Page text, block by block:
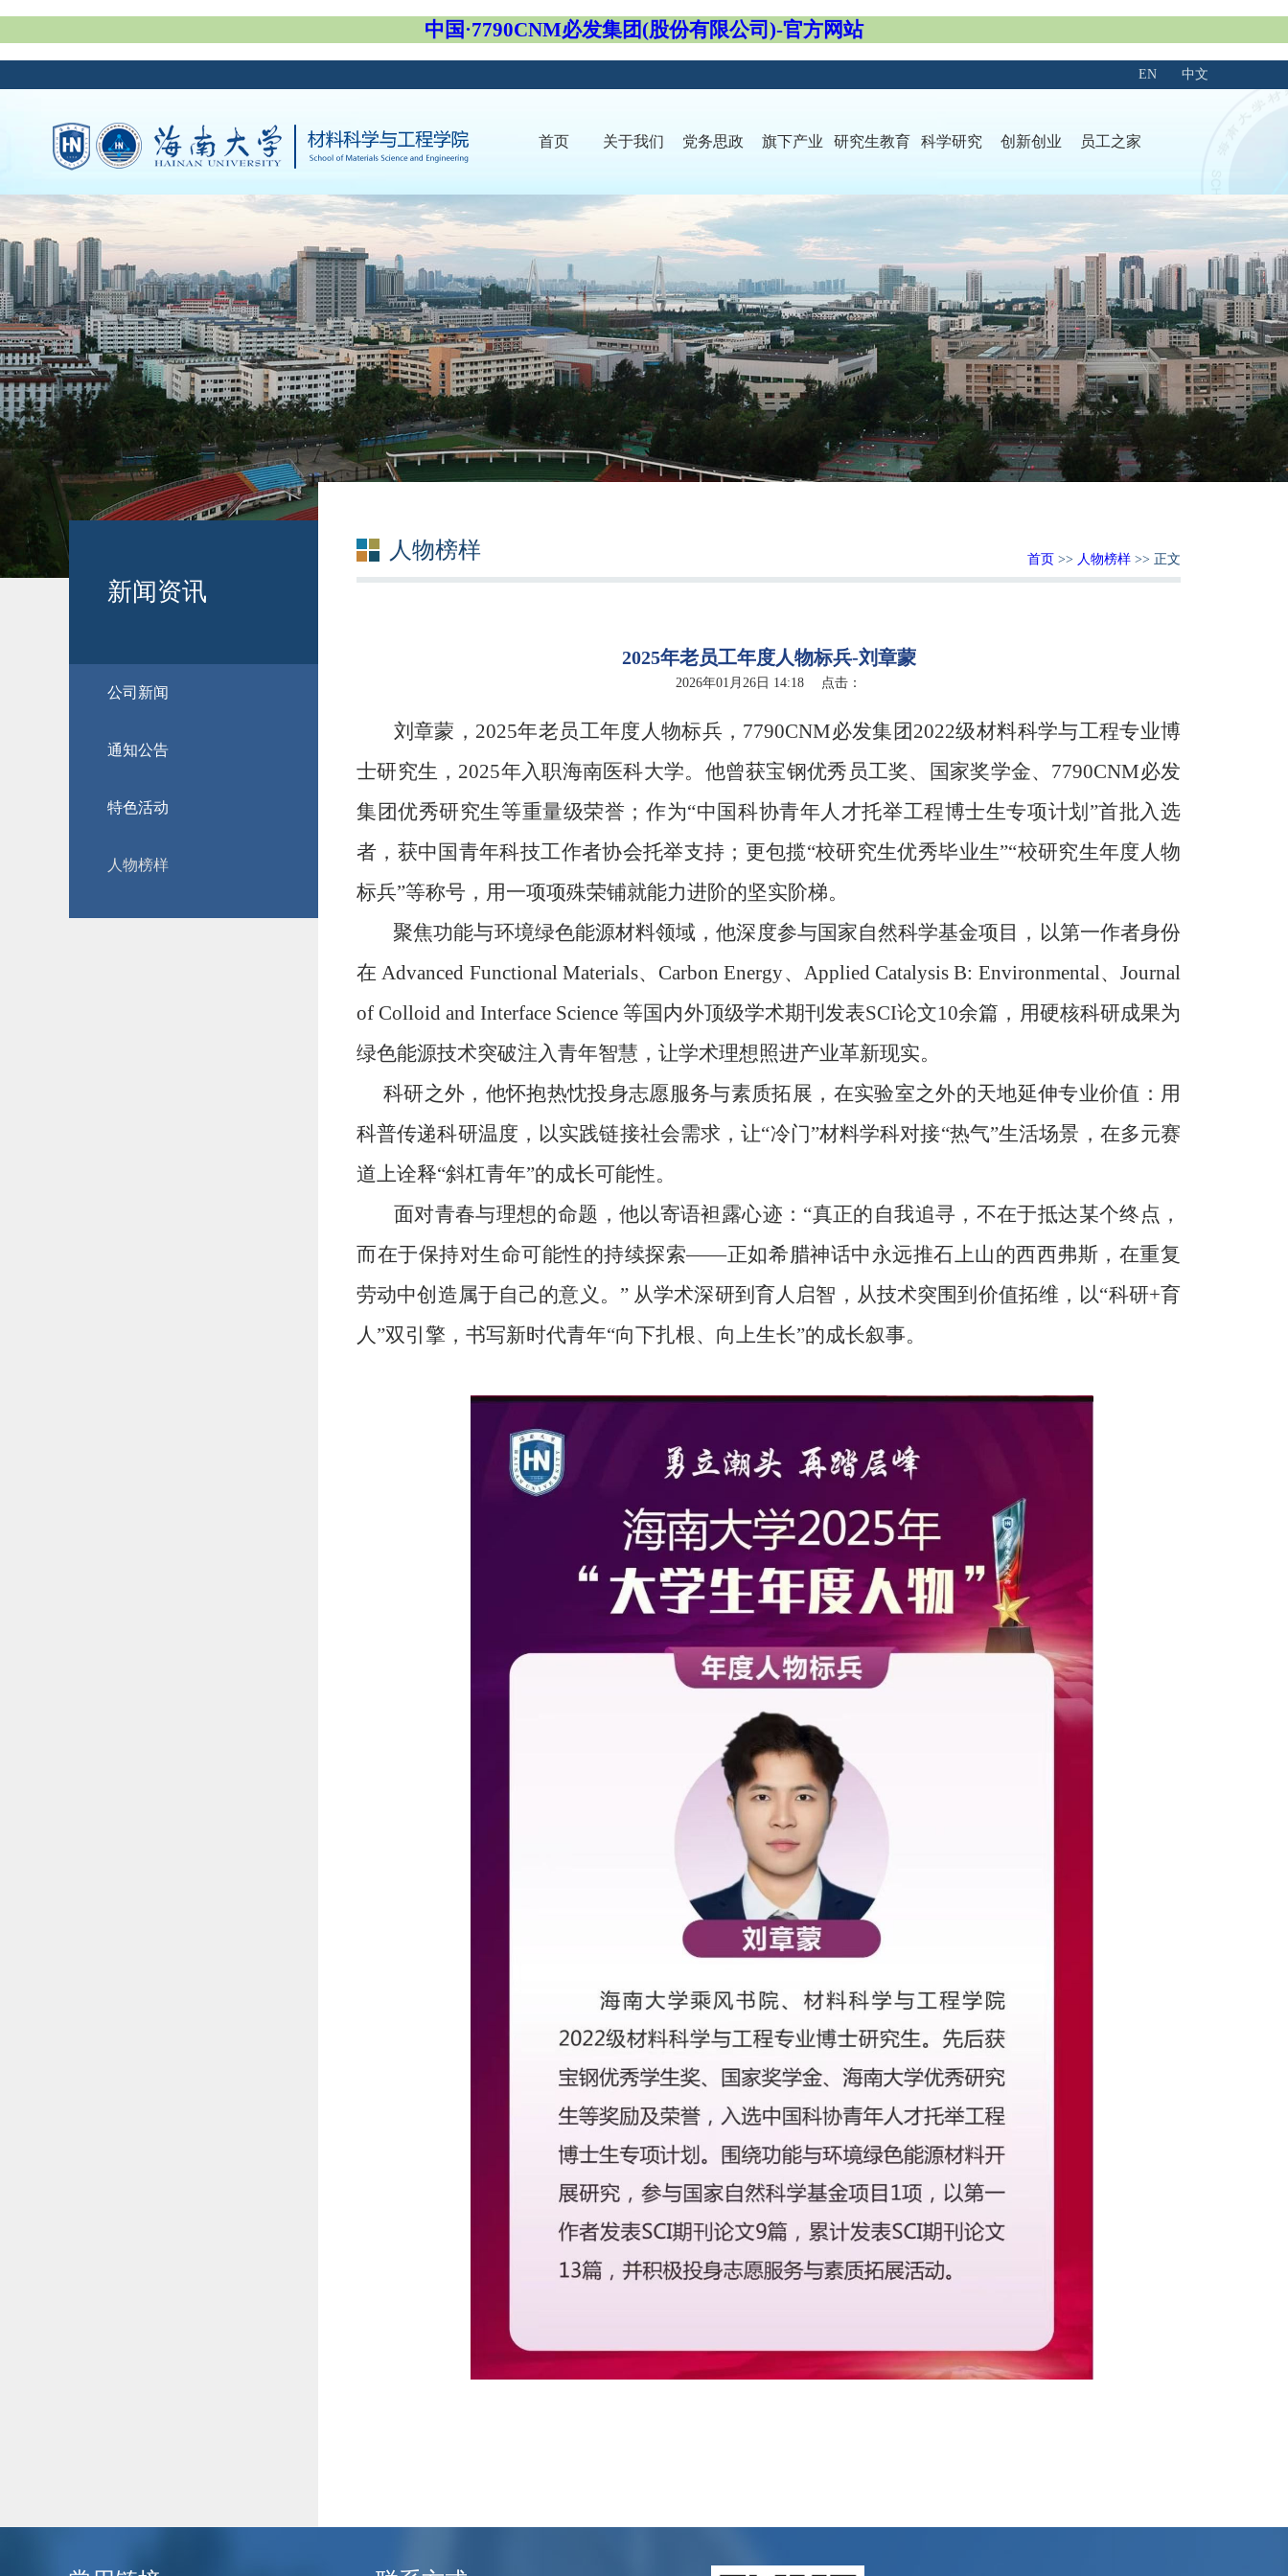
中国·7790CNM必发集团(股份有限公司)-官方网站
中文
EN
首页 关于我们 党务思政 旗下产业 研究生教育 科学研究 创新创业 员工之家
新闻资讯
公司新闻
通知公告
特色活动
人物榜样
人物榜样 首页 >> 人物榜样 >> 正文
2025年老员工年度人物标兵-刘章蒙
2026年01月26日 14:18 点击：
刘章蒙，2025年老员工年度人物标兵，7790CNM必发集团2022级材料科学与工程专业博
士研究生， 2025年入职海南医科大学。他曾获宝钢优秀员工奖、国家奖学金、7790CNM必发
集团优秀研究生等重量级荣誉；作为“中国科协青年人才托举工程博士生专项计划”首批入选
者，获中国青年科技工作者协会托举支持；更包揽“校研究生优秀毕业生”“校研究生年度人物
标兵”等称号，用一项项殊荣铺就能力进阶的坚实阶梯。
聚焦功能与环境绿色能源材料领域，他深度参与国家自然科学基金项目，以第一作者身份
在 Advanced Functional Materials、Carbon Energy、Applied Catalysis B: Environmental、Journal
of Colloid and Interface Science 等国内外顶级学术期刊发表SCI论文10余篇，用硬核科研成果为
绿色能源技术突破注入青年智慧，让学术理想照进产业革新现实。
科研之外，他怀抱热忱投身志愿服务与素质拓展，在实验室之外的天地延伸专业价值：用
科普传递科研温度，以实践链接社会需求，让“冷门”材料学科对接“热气”生活场景，在多元赛
道上诠释“斜杠青年”的成长可能性。
面对青春与理想的命题，他以寄语袒露心迹：“真正的自我追寻，不在于抵达某个终点，
而在于保持对生命可能性的持续探索——正如希腊神话中永远推石上山的西西弗斯，在重复
劳动中创造属于自己的意义。” 从学术深研到育人启智，从技术突围到价值拓维，以“科研+育
人”双引擎，书写新时代青年“向下扎根、向上生长”的成长叙事。